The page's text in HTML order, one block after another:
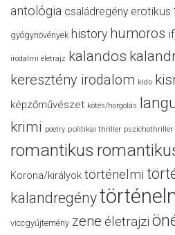
antológia családregény erotikus
gyógynövények history humoros
irodalmi életrajz kalandos
keresztény irodalom kids
képzőművészet kötés/horgolás
krimi poetry politikai thriller pszichothriller
romantikus
Korona/királyok történelmi
kalandregény
viccgyűjtemény zene életrajzi